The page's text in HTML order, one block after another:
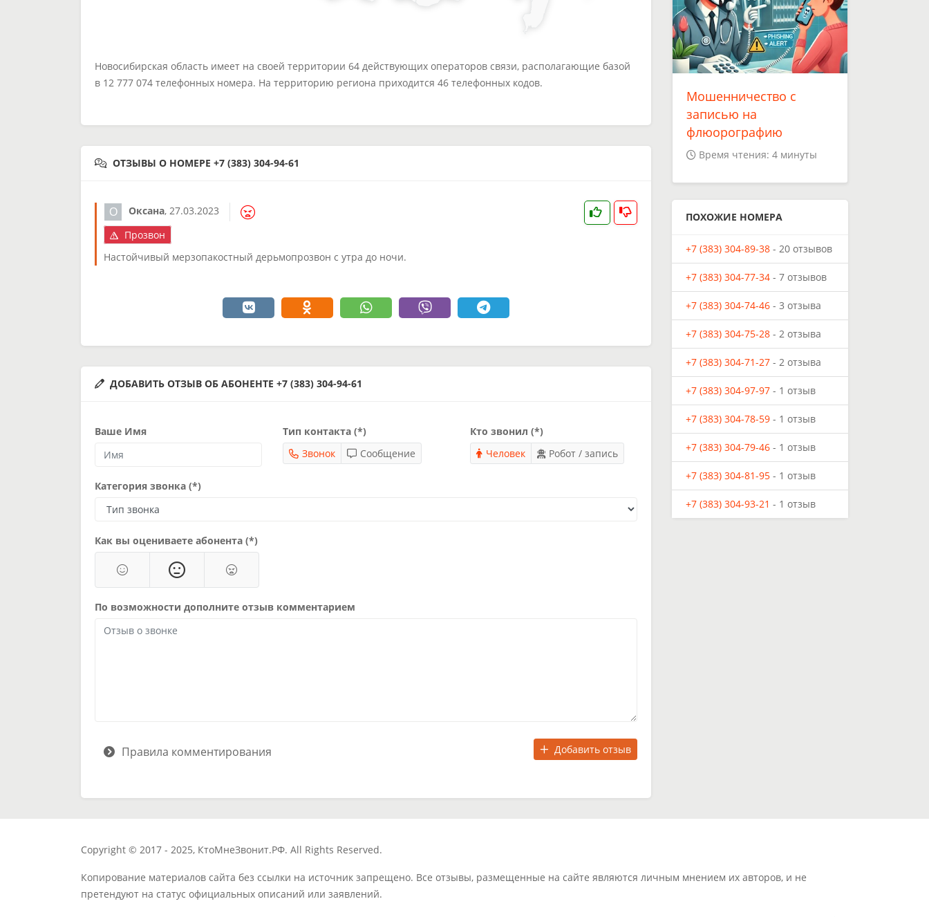
Новосибирская область имеет на своей территории 64 действующих операторов связи, располагающие базой
в 12 777 074 телефонных номера. На территорию региона приходится 46 телефонных кодов.
ОТЗЫВЫ О НОМЕРЕ +7 (383) 304-94-61
Оксана, 27.03.2023
Прозвон
Настойчивый мерзопакостный дерьмопрозвон с утра до ночи.
ДОБАВИТЬ ОТЗЫВ ОБ АБОНЕНТЕ +7 (383) 304-94-61
Ваше Имя
Тип контакта (*)
Звонок
Сообщение
Кто звонил (*)
Человек
Робот / запись
Категория звонка (*)
Как вы оцениваете абонента (*)
По возможности дополните отзыв комментарием
Добавить отзыв
Правила комментирования
Мошенничество с
записью на
флюорографию
Время чтения: 4 минуты
ПОХОЖИЕ НОМЕРА
+7 (383) 304-89-38 - 20 отзывов
+7 (383) 304-77-34 - 7 отзывов
+7 (383) 304-74-46 - 3 отзыва
+7 (383) 304-75-28 - 2 отзыва
+7 (383) 304-71-27 - 2 отзыва
+7 (383) 304-97-97 - 1 отзыв
+7 (383) 304-78-59 - 1 отзыв
+7 (383) 304-79-46 - 1 отзыв
+7 (383) 304-81-95 - 1 отзыв
+7 (383) 304-93-21 - 1 отзыв
Copyright © 2017 - 2025, КтоМнеЗвонит.РФ. All Rights Reserved.
Копирование материалов сайта без ссылки на источник запрещено. Все отзывы, размещенные на сайте являются личным мнением их авторов, и не
претендуют на статус официальных описаний или заявлений.